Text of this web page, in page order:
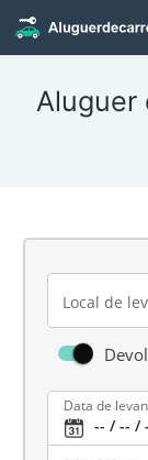
Aluguer
Local de
Data de